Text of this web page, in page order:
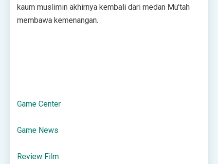
kaum muslimin akhirnya kembali dari medan Mu’tah
membawa kemenangan.
Game Center
Game News
Review Film